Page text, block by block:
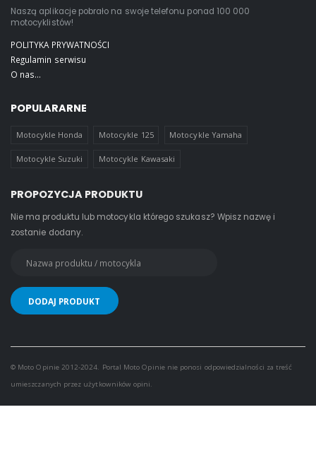
Naszą aplikacje pobrało na swoje telefonu ponad 100 000
motocyklistów!
POLITYKA PRYWATNOŚCI
Regulamin serwisu
O nas...
POPULARARNE
Motocykle Honda Motocykle 125 Motocykle Yamaha
Motocykle Suzuki Motocykle Kawasaki
PROPOZYCJA PRODUKTU
Nie ma produktu lub motocykla którego szukasz? Wpisz nazwę i
zostanie dodany.
© Moto Opinie 2012-2024. Portal Moto Opinie nie ponosi odpowiedzialności za treść
umieszczanych przez użytkowników opini.